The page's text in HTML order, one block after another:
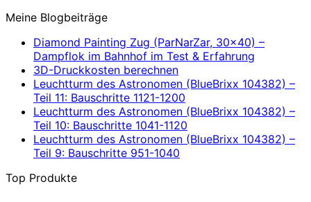
Meine Blogbeiträge
Diamond Painting Zug (ParNarZar, 30×40) –
Dampflok im Bahnhof im Test & Erfahrung
3D-Druckkosten berechnen
Leuchtturm des Astronomen (BlueBrixx 104382) –
Teil 11: Bauschritte 1121-1200
Leuchtturm des Astronomen (BlueBrixx 104382) –
Teil 10: Bauschritte 1041-1120
Leuchtturm des Astronomen (BlueBrixx 104382) –
Teil 9: Bauschritte 951-1040
Top Produkte